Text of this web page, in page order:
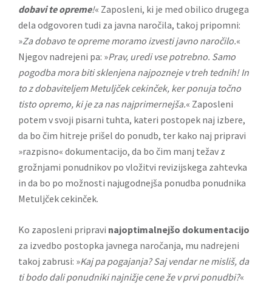
dobavi te opreme!« Zaposleni, ki je med obilico drugega
dela odgovoren tudi za javna naročila, takoj pripomni:
»Za dobavo te opreme moramo izvesti javno naročilo.«
Njegov nadrejeni pa: »Prav, uredi vse potrebno. Samo
pogodba mora biti sklenjena najpozneje v treh tednih! In
to z dobaviteljem Metuljček cekinček, ker ponuja točno
tisto opremo, ki je za nas najprimernejša.« Zaposleni
potem v svoji pisarni tuhta, kateri postopek naj izbere,
da bo čim hitreje prišel do ponudb, ter kako naj pripravi
»razpisno« dokumentacijo, da bo čim manj težav z
grožnjami ponudnikov po vložitvi revizijskega zahtevka
in da bo po možnosti najugodnejša ponudba ponudnika
Metuljček cekinček.
Ko zaposleni pripravi najoptimalnejšo dokumentacijo
za izvedbo postopka javnega naročanja, mu nadrejeni
takoj zabrusi: »Kaj pa pogajanja? Saj vendar ne misliš, da
ti bodo dali ponudniki najnižje cene že v prvi ponudbi?«